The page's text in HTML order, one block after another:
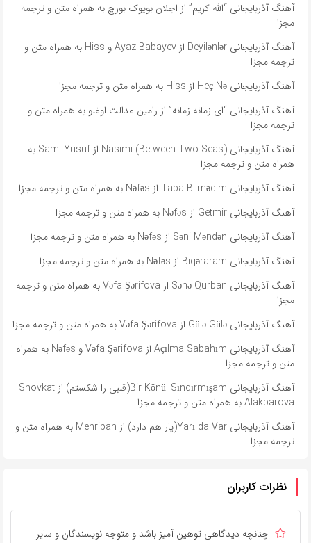
آهنگ آذربایجانی “الله کریم” از اجلان بویوک بورچ به همراه متن و ترجمه
مجزا
آهنگ آذربایجانی Deyilənlər از Ayaz Babayev و Hiss به همراه متن و
ترجمه مجزا
آهنگ آذربایجانی Heç Nə از Hiss به همراه متن و ترجمه مجزا
آهنگ آذربایجانی “ای زمانه زمانه” از رامین عدالت اوغلو به همراه متن و
ترجمه مجزا
آهنگ آذربایجانی Nasimi (Between Two Seas) از Sami Yusuf به
همراه متن و ترجمه مجزا
آهنگ آذربایجانی Tapa Bilmədim از Nəfəs به همراه متن و ترجمه مجزا
آهنگ آذربایجانی Getmir از Nəfəs به همراه متن و ترجمه مجزا
آهنگ آذربایجانی Səni Məndən از Nəfəs به همراه متن و ترجمه مجزا
آهنگ آذربایجانی Biqəraram از Nəfəs به همراه متن و ترجمه مجزا
آهنگ آذربایجانی Sənə Qurban از Vəfa Şərifova به همراه متن و ترجمه
مجزا
آهنگ آذربایجانی Gülə Gülə از Vəfa Şərifova به همراه متن و ترجمه مجزا
آهنگ آذربایجانی Açılma Sabahım از Vəfa Şərifova و Nəfəs به همراه
متن و ترجمه مجزا
آهنگ آذربایجانی Bir Könül Sındırmışam(قلبی را شکستم) از Shovkat
Alakbarova به همراه متن و ترجمه مجزا
آهنگ آذربایجانی Yarı da Var(یار هم دارد) از Mehriban به همراه متن و
ترجمه مجزا
نظرات کاربران
چنانچه دیدگاهی توهین آمیز باشد و متوجه نویسندگان و سایر